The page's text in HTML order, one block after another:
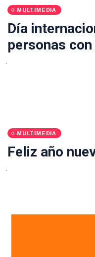
MULTIMEDIA
Día
personas
MULTIMEDIA
Feliz año